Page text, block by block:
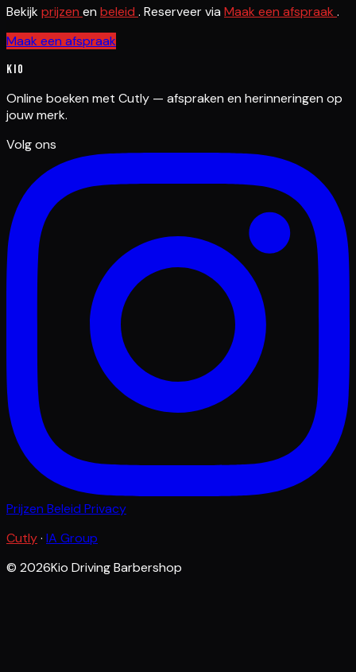
Bekijkprijzen en beleid . Reserveer via Maak een afspraak .
Maak een afspraak
Kio
Online boeken met Cutly — afspraken en herinneringen op
jouw merk.
Volg ons
Prijzen Beleid Privacy
Cutly· IA Group
© 2026Kio Driving Barbershop